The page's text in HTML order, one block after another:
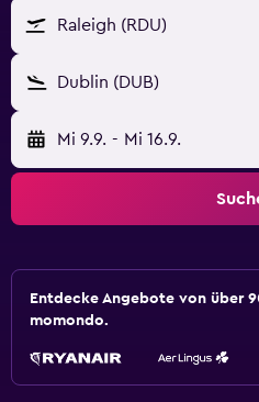
Raleigh (RDU)
Dublin (DUB)
Mi 9.9. - Mi 16.9.
Entdecke Angebote von über
momondo.